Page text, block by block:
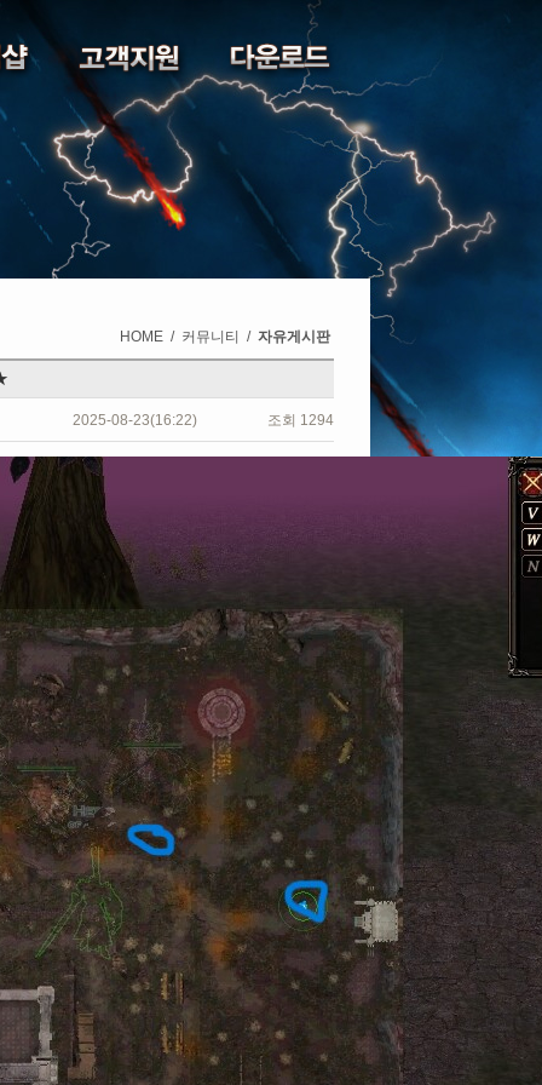
HOME / 커뮤니티 / 자유게시판
2025-08-23(16:22) 조회 1294